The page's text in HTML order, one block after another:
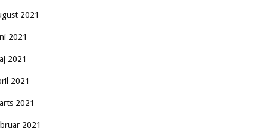
2021
2021
2021
2021
2021
2021